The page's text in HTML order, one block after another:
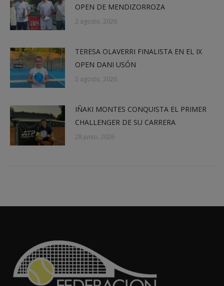
OPEN DE MENDIZORROZA
2 agosto, 2026
TERESA OLAVERRI FINALISTA EN EL IX
OPEN DANI USÓN
2 agosto, 2026
IÑAKI MONTES CONQUISTA EL PRIMER
CHALLENGER DE SU CARRERA
28 junio, 2026